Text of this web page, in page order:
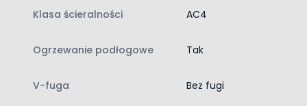
Panel należy do kolekcji Power Plus Persecto, cenionej za
drewna. Wzór deski i ciemny, drewnopodobny odcień
pozwalają stworzyć spójną i wyrazistą aranżację. To
Klasa ścieralności AC4
Ogrzewanie podłogowe Tak
V-fuga Bez fugi